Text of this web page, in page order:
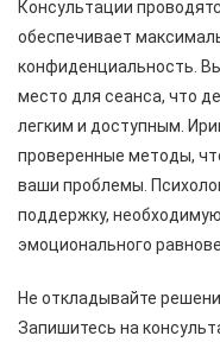
Консультации
обеспечивает
конфиденциальность.
место для сеанса, что
легким и доступным.
проверенные методы,
ваши проблемы.
поддержку,
эмоционального
Не откладывайте
Запишитесь на